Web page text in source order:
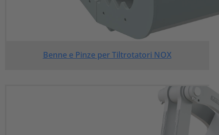
Benne e Pinze per Tiltrotatori NOX